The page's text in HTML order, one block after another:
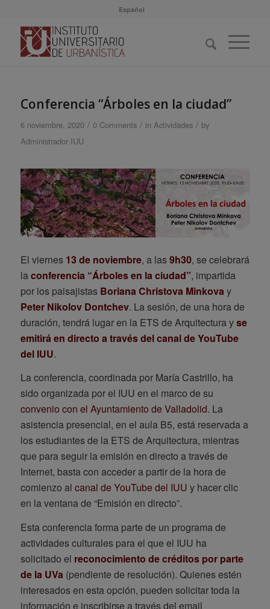
Español
Conferencia “Árboles en la ciudad”
6 noviembre, 2020 / 0 Comments / in Actividades / by
Administrador IUU
El viernes 13 de noviembre, a las9h30, se celebrará
laconferencia “Árboles en la ciudad”, impartida
por los paisajistas Boriana Christova Minkova y
Peter Nikolov Dontchev. La sesión, de una hora de
duración, tendrá lugar en la ETS de Arquitectura yse
emitirá en directo a través del canal de YouTube
del IUU.
La conferencia, coordinada por María Castrillo, ha
sido organizada por el IUU en el marco de su
convenio con el Ayuntamiento de Valladolid. La
asistencia presencial, en el aula B5, está reservada a
los estudiantes de la ETS de Arquitectura, mientras
que para seguir la emisión en directo a través de
Internet, basta con acceder a partir de la hora de
comienzo al canal de YouTube del IUU y hacer clic
en la ventana de “Emisión en directo”.
Esta conferencia forma parte de un programa de
actividades culturales para el que el IUU ha
solicitado el reconocimiento de créditos por parte
de la UVa (pendiente de resolución). Quienes estén
interesados en esta opción, pueden solicitar toda la
información e inscribirse a través del email